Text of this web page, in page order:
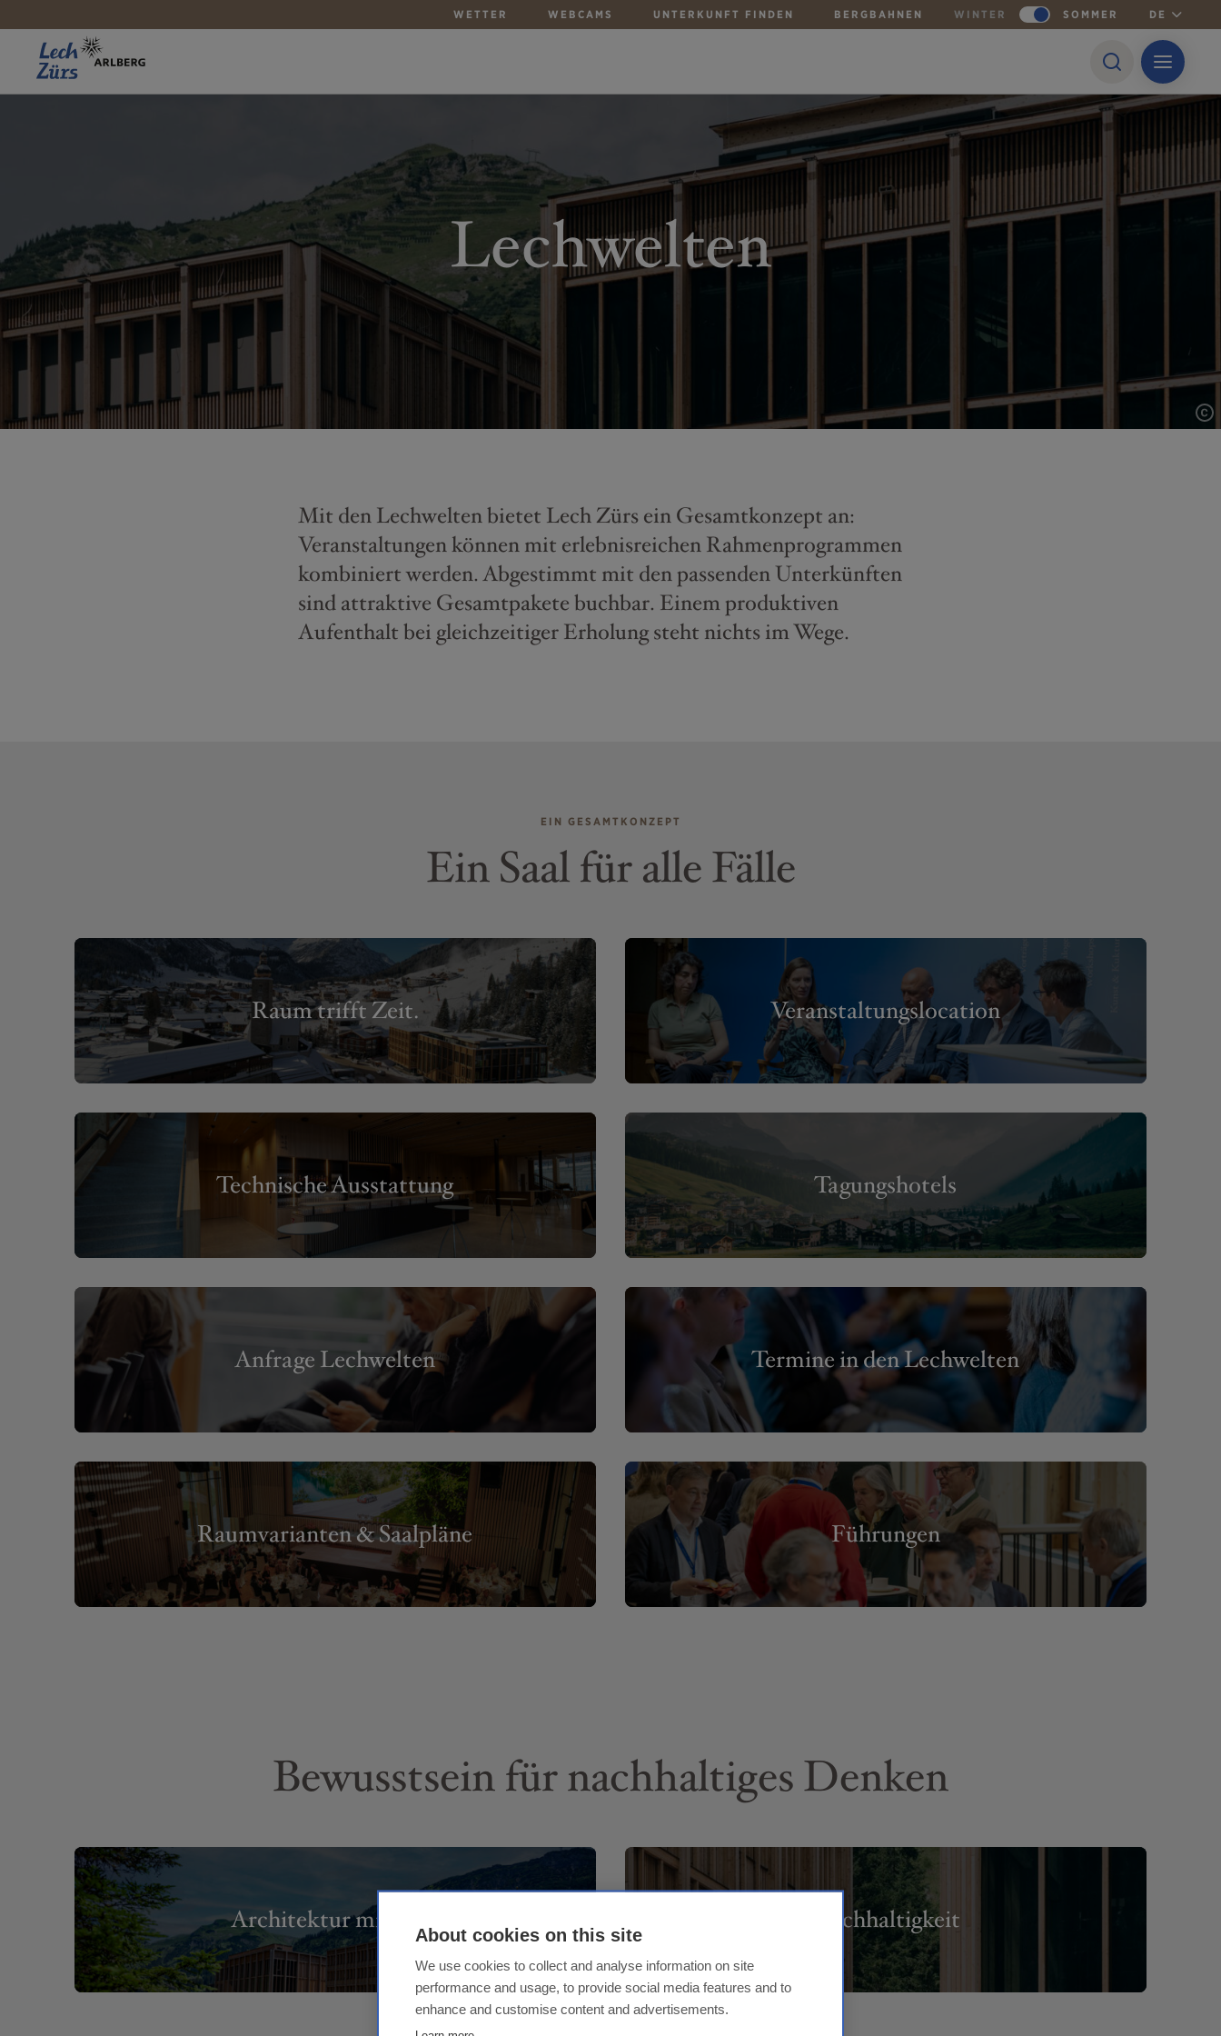
WETTER WEBCAMS UNTERKUNFT FINDEN BERGBAHNEN WINTER SOMMER DE
Lechwelten
Mit den Lechwelten bietet Lech Zürs ein Gesamtkonzept an:
Veranstaltungen können mit erlebnisreichen Rahmenprogrammen
kombiniert werden. Abgestimmt mit den passenden Unterkünften
sind attraktive Gesamtpakete buchbar. Einem produktiven
Aufenthalt bei gleichzeitiger Erholung steht nichts im Wege.
EIN GESAMTKONZEPT
Ein Saal für alle Fälle
Raum trifft Zeit. Veranstaltungslocation
Technische Ausstattung Tagungshotels
Anfrage Lechwelten Termine in den Lechwelten
Raumvarianten & Saalpläne Führungen
Bewusstsein für nachhaltiges Denken
Architektur mit Sinn Nachhaltigkeit
About cookies on this site
We use cookies to collect and analyse information on site
performance and usage, to provide social media features and to
enhance and customise content and advertisements.